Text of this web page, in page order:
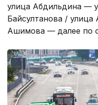
улица Абдильдина —
Байсултанова /
Ашимова — далее по